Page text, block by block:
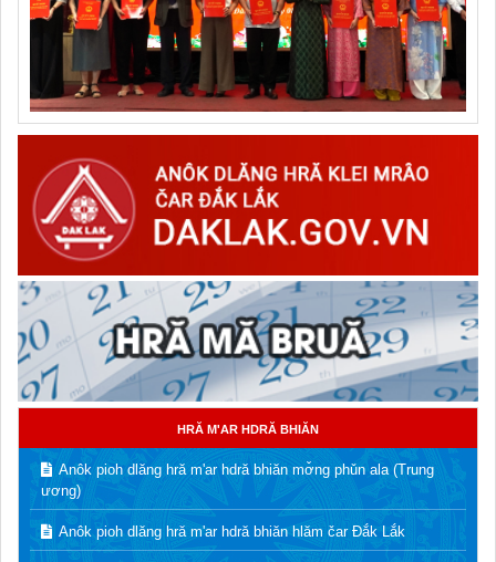
HRĂ M'AR HDRĂ BHIĂN
Anôk pioh dlăng hră m'ar hdră bhiăn mơ̌ng phǔn ala (Trung
ương)
Anôk pioh dlăng hră m'ar hdră bhiăn hlăm čar Đắk Lắk